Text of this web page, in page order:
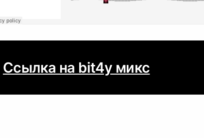
Ссылка на bit4y микс